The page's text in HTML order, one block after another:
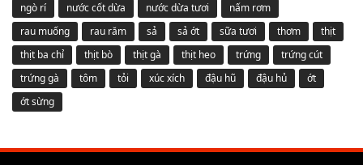
ngò rí
nước cốt dừa nước dừa tươi
nấm rơm
rau muống
rau răm sả sả ớt sữa tươi thơm
thịt
thịt ba chỉ
thịt bò thịt gà thịt heo trứng
trứng cút
trứng gà
tôm tỏi xúc xích đậu hũ đậu hủ
ớt
ớt sừng